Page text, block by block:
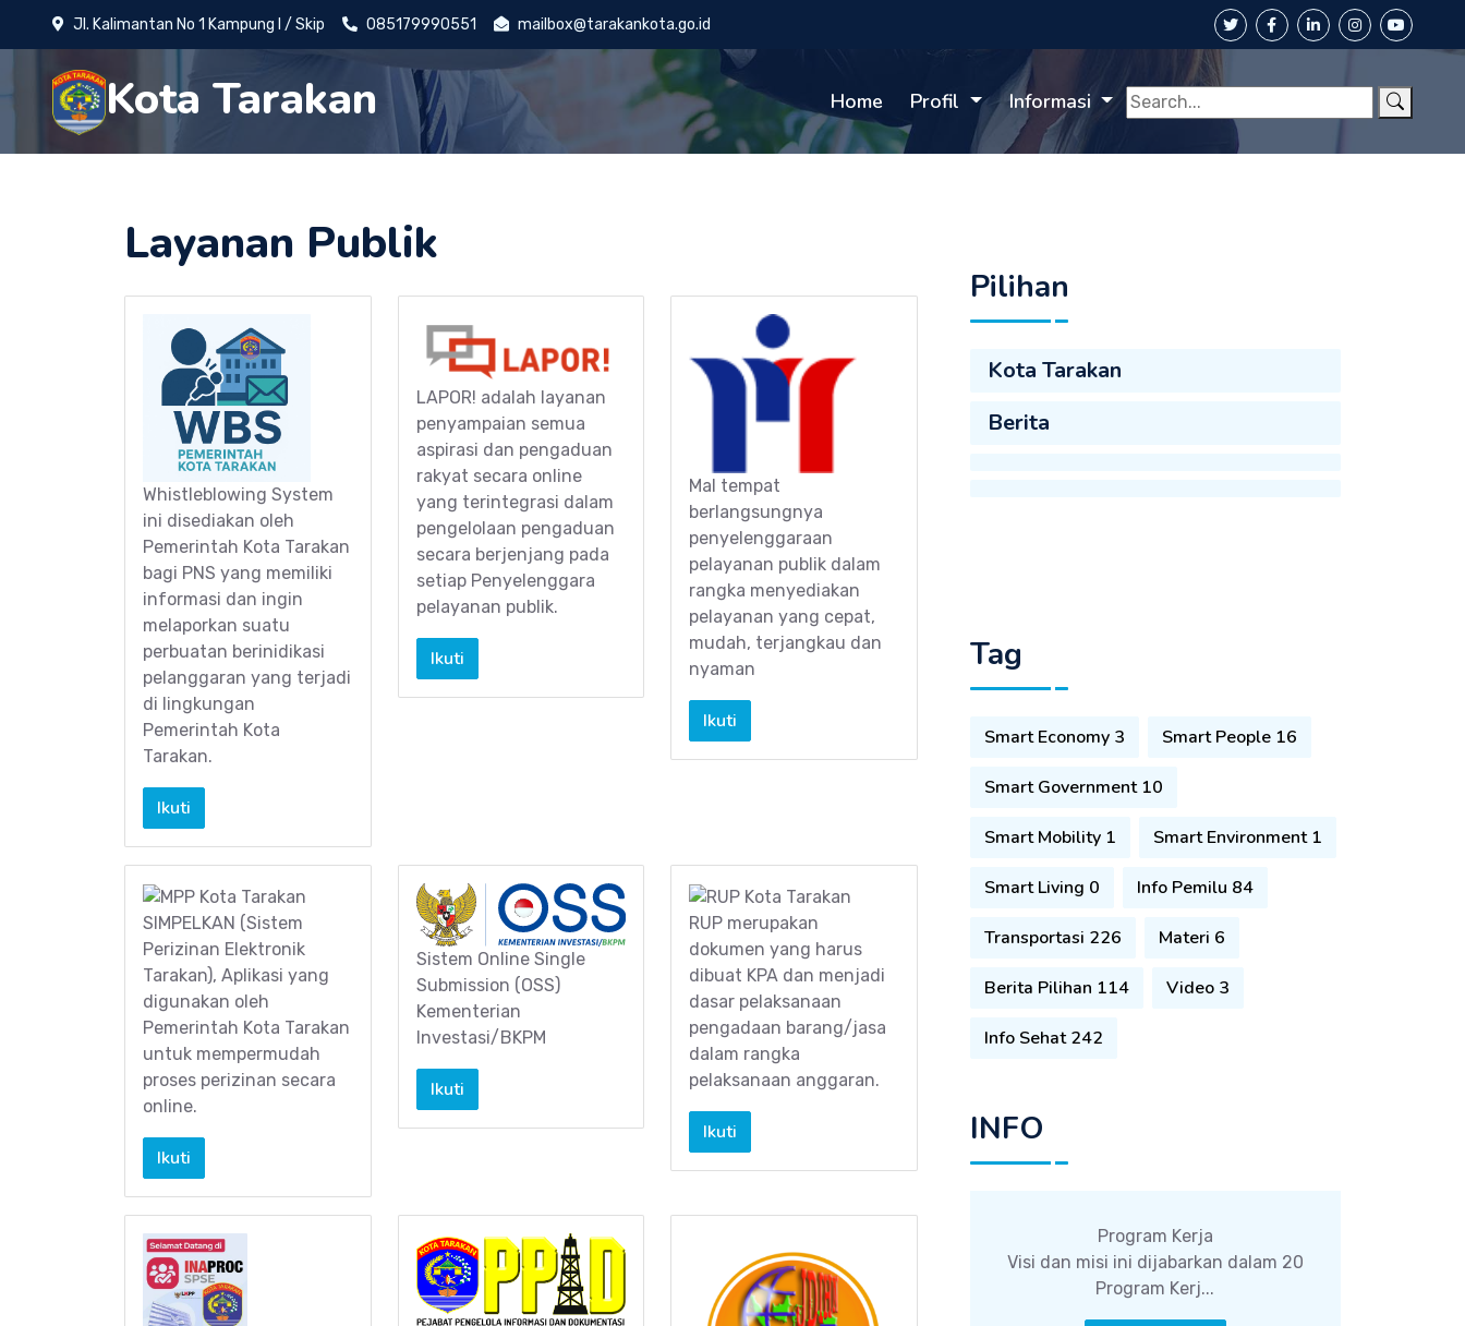
Jl. Kalimantan No 1 Kampung I / Skip 085179990551 mailbox@tarakankota.go.id
Kota Tarakan Home Profil Informasi
Layanan Publik
Whistleblowing System
ini disediakan oleh
Pemerintah Kota Tarakan
bagi PNS yang memiliki
informasi dan ingin
melaporkan suatu
perbuatan berinidikasi
pelanggaran yang terjadi
di lingkungan
Pemerintah Kota
Tarakan.
Ikuti
LAPOR! adalah layanan
penyampaian semua
aspirasi dan pengaduan
rakyat secara online
yang terintegrasi dalam
pengelolaan pengaduan
secara berjenjang pada
setiap Penyelenggara
pelayanan publik.
Ikuti
Mal tempat
berlangsungnya
penyelenggaraan
pelayanan publik dalam
rangka menyediakan
pelayanan yang cepat,
mudah, terjangkau dan
nyaman
Ikuti
SIMPELKAN (Sistem
Perizinan Elektronik
Tarakan), Aplikasi yang
digunakan oleh
Pemerintah Kota Tarakan
untuk mempermudah
proses perizinan secara
online.
Ikuti
Sistem Online Single
Submission (OSS)
Kementerian
Investasi/BKPM
Ikuti
RUP merupakan
dokumen yang harus
dibuat KPA dan menjadi
dasar pelaksanaan
pengadaan barang/jasa
dalam rangka
pelaksanaan anggaran.
Ikuti
Pilihan
Kota Tarakan
Berita
Tag
Smart Economy 3 Smart People 16
Smart Government 10
Smart Mobility 1 Smart Environment 1
Smart Living 0 Info Pemilu 84
Transportasi 226 Materi 6
Berita Pilihan 114 Video 3
Info Sehat 242
INFO
Program Kerja
Visi dan misi ini dijabarkan dalam 20
Program Kerj...